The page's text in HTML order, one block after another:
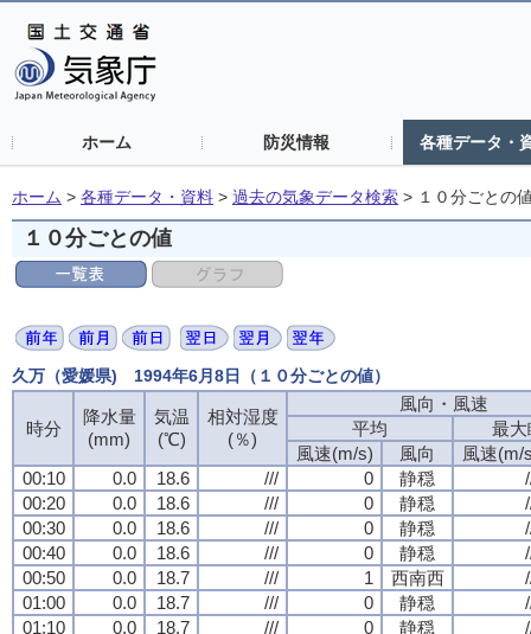
ホーム 防災情報 各種データ・
ホーム > 各種データ・資料 > 過去の気象データ検索 > １０分ごとの
１０分ごとの値
久万（愛媛県) 1994年6月8日（１０分ごとの値）
時分
降水量
(mm)
気温
(℃)
相対湿度
(％)
風向・風速
平均
最大
風速(m/s)
風向
風速(m/
00:10
0.0 18.6 /// 0 静穏
00:20
0.0 18.6 /// 0 静穏
00:30
0.0 18.6 /// 0 静穏
00:40
0.0 18.6 /// 0 静穏
00:50
0.0 18.7 /// 1 西南西
01:00
0.0 18.7 /// 0 静穏
01:10
0.0 18.7 /// 0 静穏